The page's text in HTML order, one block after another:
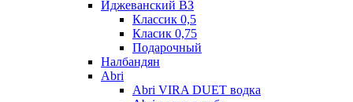
Иджеванский ВЗ
Классик 0,5
Класик 0,75
Подарочный
Налбандян
Abri
Abri VIRA DUET водка